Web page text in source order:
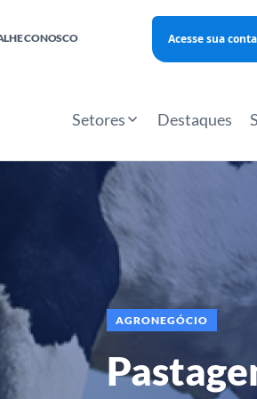
CONOSCO Acesse sua conta
Setores Destaques
AGRONEGÓCIO